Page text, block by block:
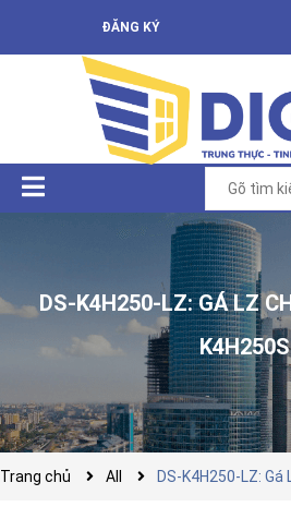
ĐĂNG KÝ
DS-K4H250-LZ: GÁ LZ
K4H250S
Trang chủ All DS-K4H250-LZ: Gá